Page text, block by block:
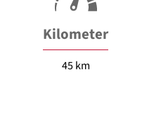
Kilometer
45 km